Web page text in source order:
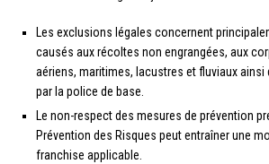
Les exclusions légales concernent
causés aux récoltes non engrangées, aux
aériens, maritimes, lacustres et fluviaux ainsi
par la police de base.
Le non-respect des mesures de prévention
Prévention des Risques peut entraîner une
franchise applicable.